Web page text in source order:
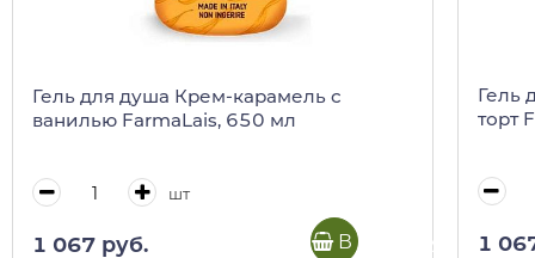
Гель для душа Крем-карамель с
ванилью FarmaLais, 650 мл
шт
1 067 руб. В корзину
Гель
торт
1